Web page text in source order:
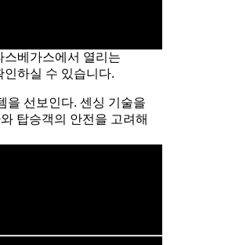
베가스에서 열리는
하실 수 있습니다.
을 선보인다. 센싱 기술을
탑승객의 안전을 고려해